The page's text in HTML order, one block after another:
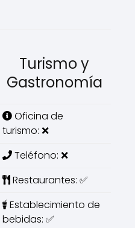
Turismo y
Gastronomía
Oficina de
turismo: ❌
Teléfono: ❌
Restaurantes: ✅
Establecimiento de
bebidas: ✅